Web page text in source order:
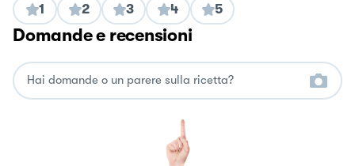
1 2 3 4 5
Domande e recensioni